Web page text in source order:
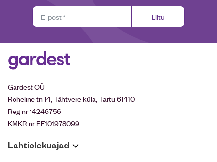
Liitu
Gardest OÜ
Roheline tn 14, Tähtvere küla, Tartu 61410
Reg nr 14246756
KMKR nr EE101978099
Lahtiolekuajad